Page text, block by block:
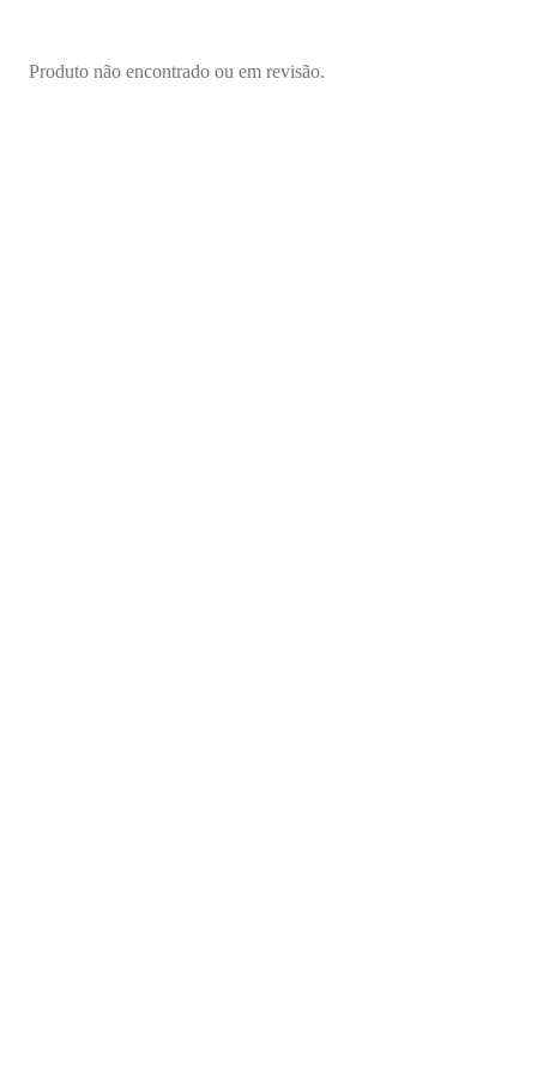
Produto não encontrado ou em revisão.